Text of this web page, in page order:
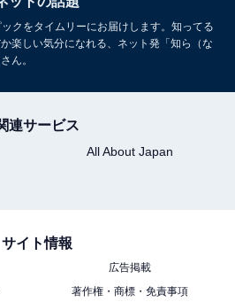
クをタイムリーにお届けします。知ってる
楽しい気分になれる、ネット発「知ら（な
ん。
連サービス
All About Japan
サイト情報
広告掲載
著作権・商標・免責事項